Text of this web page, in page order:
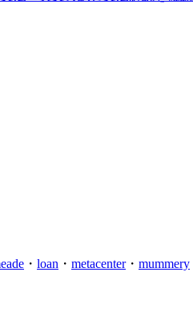
・ loan ・ metacenter・ mummery